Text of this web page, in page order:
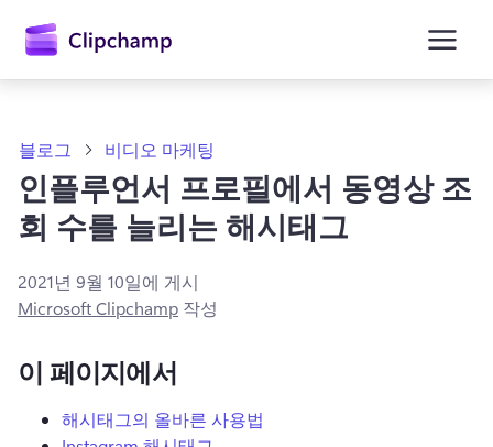
로
블로그 비디오 마케팅
인플루언서 프로필에서 동영상 조
회 수를 늘리는 해시태그
2021년 9월 10일에 게시
Microsoft Clipchamp 작성
이 페이지에서
해시태그의 올바른 사용법